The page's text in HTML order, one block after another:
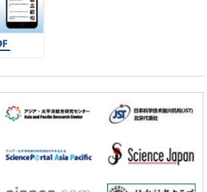
的光晶格钟，构建网络将其打造为下一代社会